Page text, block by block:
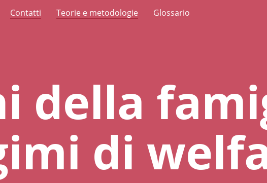
Contatti Teorie e metodologie Glossario
della
di